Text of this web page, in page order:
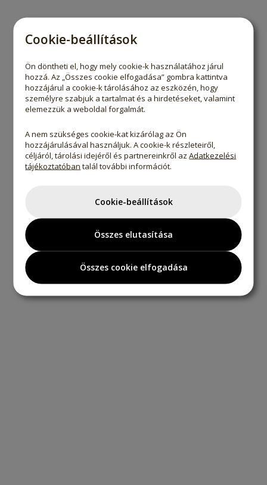
Cookie-beállítások
Ön döntheti el, hogy mely cookie-k használatához járul
hozzá. Az „Összes cookie elfogadása” gombra kattintva
hozzájárul a cookie-k tárolásához az eszközén, hogy
személyre szabjuk a tartalmat és a hirdetéseket, valamint
elemezzük a weboldal forgalmát.
A nem szükséges cookie-kat kizárólag az Ön
hozzájárulásával használjuk. A cookie-k részleteiről,
céljáról, tárolási idejéről és partnereinkről azAdatkezelési
tájékoztatóban talál további információt.
Cookie-beállítások
Összes elutasítása
Összes cookie elfogadása